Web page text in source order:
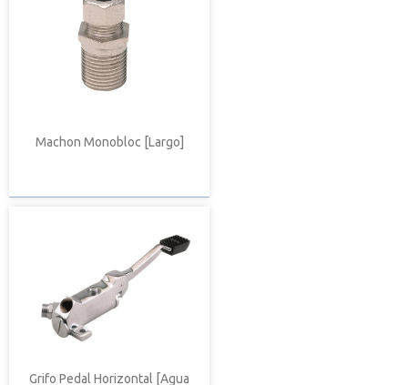
Machon Monobloc [Largo]
Grifo Pedal Horizontal [Agua